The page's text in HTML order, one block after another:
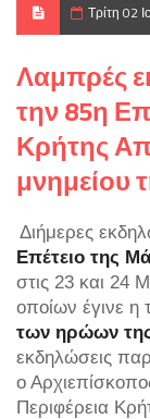
Τρίτη 02
Λαμπρές
την 85η
Κρήτης
μνημείου
Διήμερες
Επέτειο της
στις 23 και 24
οποίων έγινε η
των ηρώων
εκδηλώσεις
ο
Περιφέρεια